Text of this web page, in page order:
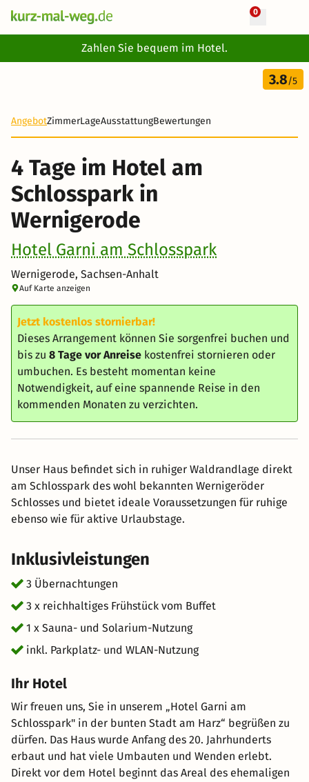
0
Zahlen Sie bequem im Hotel.
4 Tage
159 €
3.8/5
AngebotZimmerLageAusstattungBewertungen
4 Tage im Hotel am
Schlosspark in
Wernigerode
Hotel Garni am Schlosspark
Wernigerode, Sachsen-Anhalt
Auf Karte anzeigen
Jetzt kostenlos stornierbar!
Dieses Arrangement können Sie sorgenfrei buchen und
bis zu 8 Tage vor Anreise kostenfrei stornieren oder
umbuchen. Es besteht momentan keine
Notwendigkeit, auf eine spannende Reise in den
kommenden Monaten zu verzichten.
Unser Haus befindet sich in ruhiger Waldrandlage direkt
am Schlosspark des wohl bekannten Wernigeröder
Schlosses und bietet ideale Voraussetzungen für ruhige
ebenso wie für aktive Urlaubstage.
Inklusivleistungen
3 Übernachtungen
3 x reichhaltiges Frühstück vom Buffet
1 x Sauna- und Solarium-Nutzung
inkl. Parkplatz- und WLAN-Nutzung
Ihr Hotel
Wir freuen uns, Sie in unserem „Hotel Garni am
Schlosspark" in der bunten Stadt am Harz“ begrüßen zu
dürfen. Das Haus wurde Anfang des 20. Jahrhunderts
erbaut und hat viele Umbauten und Wenden erlebt.
Direkt vor dem Hotel beginnt das Areal des ehemaligen